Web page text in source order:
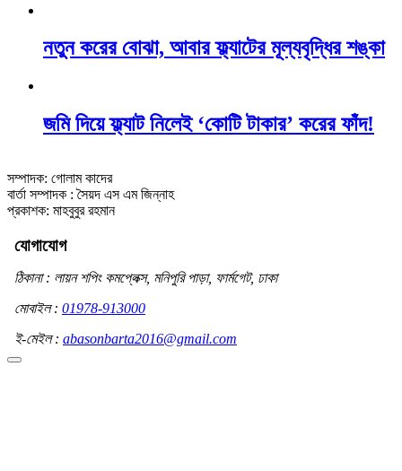
নতুন করের বোঝা, আবার ফ্ল্যাটের মূল্যবৃদ্ধির শঙ্কা
জমি দিয়ে ফ্ল্যাট নিলেই ‘কোটি টাকার’ করের ফাঁদ!
সম্পাদক: গোলাম কাদের
বার্তা সম্পাদক : সৈয়দ এস এম জিন্নাহ
প্রকাশক: মাহবুবুর রহমান
যোগাযোগ
ঠিকানা : লায়ন শপিং কমপ্লেক্স, মনিপুরি পাড়া, ফার্মগেট, ঢাকা
মোবাইল : 01978-913000
ই-মেইল : abasonbarta2016@gmail.com